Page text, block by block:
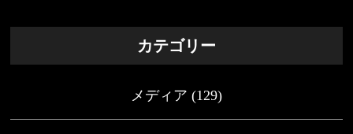
カテゴリー
メディア (129)